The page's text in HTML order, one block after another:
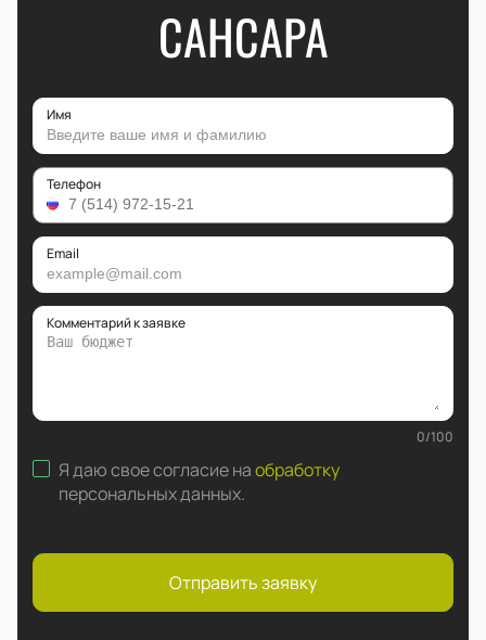
САНСАРА
Имя
Телефон
Email
Комментарий к заявке
0/100
Я даю свое согласие наобработку
персональных данных.
Отправить заявку